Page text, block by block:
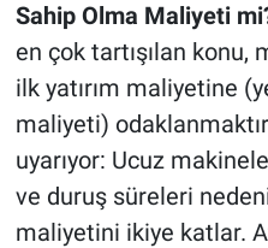
Sahip Olma Maliyeti
en çok tartışılan konu,
ilk yatırım maliyetine
maliyeti)
uyarıyor: Ucuz
ve duruş süreleri
maliyetini ikiye katlar.